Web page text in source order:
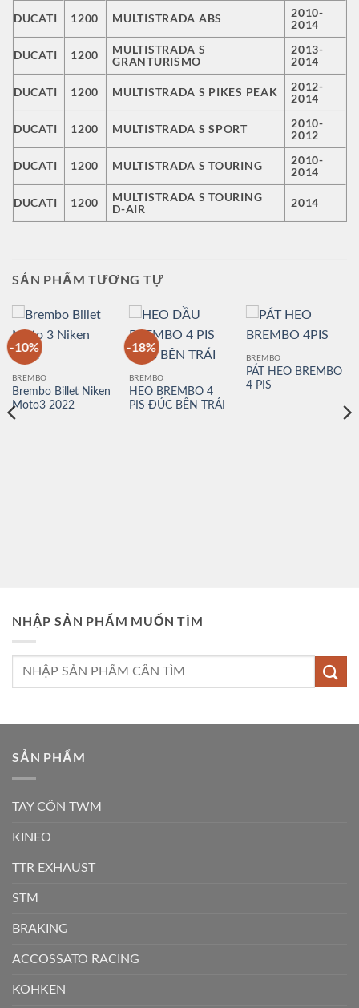
DUCATI 1200 MULTISTRADA ABS
2010-
2014
DUCATI 1200
MULTISTRADA S
GRANTURISMO
2013-
2014
DUCATI 1200 MULTISTRADA S PIKES PEAK
2012-
2014
DUCATI 1200 MULTISTRADA S SPORT
2010-
2012
DUCATI 1200 MULTISTRADA S TOURING
2010-
2014
DUCATI 1200
MULTISTRADA S TOURING
D-AIR
2014
SẢN PHẨM TƯƠNG TỰ
-10%
BREMBO
Brembo Billet Niken
Moto3 2022
-18%
BREMBO
HEO BREMBO 4
PIS ĐÚC BÊN TRÁI
BREMBO
PÁT HEO BREMBO
4 PIS
NHẬP SẢN PHẨM MUỐN TÌM
Tìm
SẢN PHẨM
TAY CÔN TWM
KINEO
TTR EXHAUST
STM
BRAKING
ACCOSSATO RACING
KOHKEN